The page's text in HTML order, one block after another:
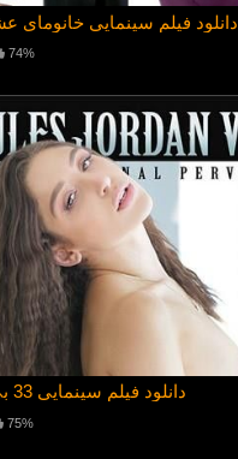
دانلود فیلم سینمایی خانومای عشق
74%
دانلود فیلم سینمایی 33 بی تجربه 2018
75%